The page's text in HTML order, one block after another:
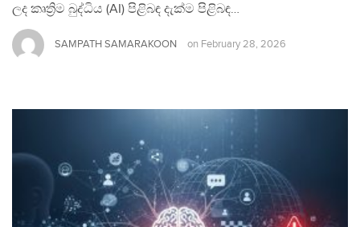
ලද කෘත්‍රිම බුද්ධිය (AI) පිළිබඳ දැක්ම පිළිබඳ…
SAMPATH SAMARAKOON on February 28, 2026